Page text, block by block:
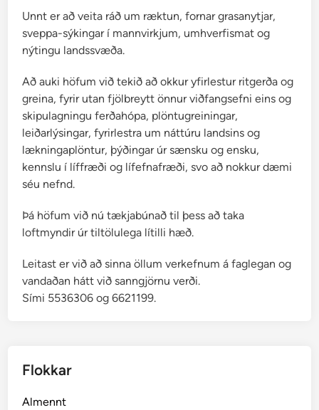
m
Unnt er að veita ráð um ræktun, fornar grasanytjar,
sveppa-sýkingar í mannvirkjum, umhverfismat og
nýtingu landssvæða.
Að auki höfum við tekið að okkur yfirlestur ritgerða og
greina, fyrir utan fjölbreytt önnur viðfangsefni eins og
skipulagningu ferðahópa, plöntugreiningar,
leiðarlýsingar, fyrirlestra um náttúru landsins og
lækningaplöntur, þýðingar úr sænsku og ensku,
kennslu í líffræði og lífefnafræði, svo að nokkur dæmi
séu nefnd.
Þá höfum við nú tækjabúnað til þess að taka
loftmyndir úr tiltölulega lítilli hæð.
Leitast er við að sinna öllum verkefnum á faglegan og
vandaðan hátt við sanngjörnu verði.
Sími 5536306 og 6621199.
Flokkar
Almennt